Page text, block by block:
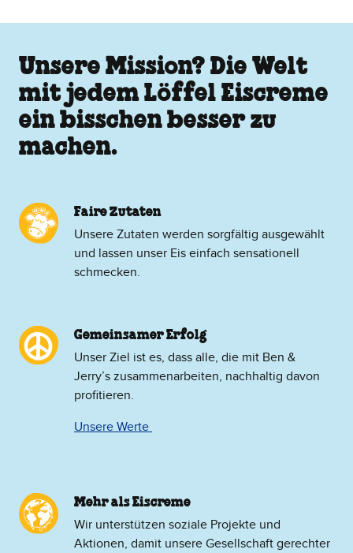
Unsere Mission? Die Welt
mit jedem Löffel Eiscreme
ein bisschen besser zu
machen.
Faire Zutaten
Unsere Zutaten werden sorgfältig ausgewählt
und lassen unser Eis einfach sensationell
schmecken.
Gemeinsamer Erfolg
Unser Ziel ist es, dass alle, die mit Ben &
Jerry’s zusammenarbeiten, nachhaltig davon
profitieren.
Unsere Werte
Mehr als Eiscreme
​Wir unterstützen soziale Projekte und
Aktionen, damit unsere Gesellschaft gerechter